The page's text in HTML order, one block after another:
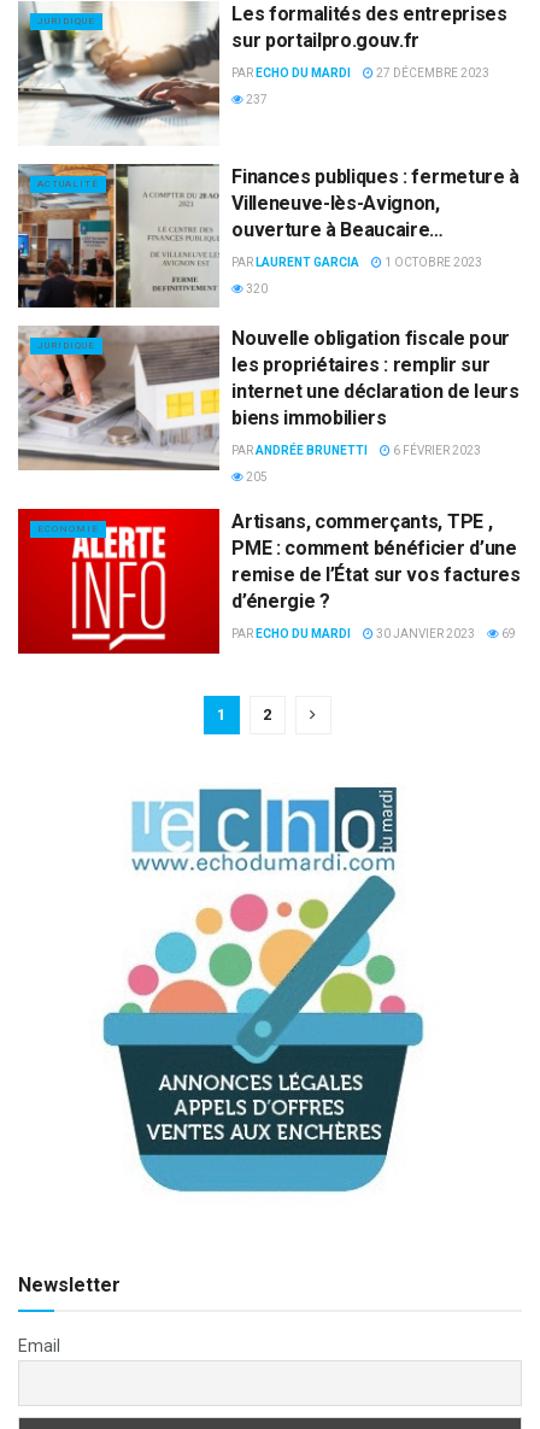
JURIDIQUE
Les formalités des entreprises
sur portailpro.gouv.fr
PAR ECHO DU MARDI
27 DÉCEMBRE 2023
237
ACTUALITÉ
Finances publiques : fermeture à
Villeneuve-lès-Avignon,
ouverture à Beaucaire…
PAR LAURENT GARCIA
1 OCTOBRE 2023
320
JURIDIQUE
Nouvelle obligation fiscale pour
les propriétaires : remplir sur
internet une déclaration de leurs
biens immobiliers
PARANDRÉE BRUNETTI
6 FÉVRIER 2023
205
ECONOMIE
Artisans, commerçants, TPE ,
PME : comment bénéficier d’une
remise de l’État sur vos factures
d’énergie ?
PAR ECHO DU MARDI 30 JANVIER 2023 69
1 2
Newsletter
Email